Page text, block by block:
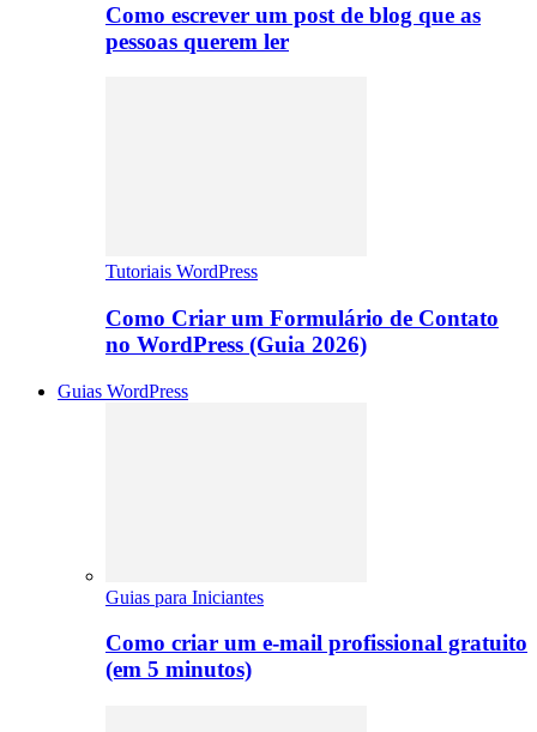
Como escrever um post de blog que as
pessoas querem ler
Tutoriais WordPress
Como Criar um Formulário de Contato
no WordPress (Guia 2026)
Guias WordPress
Guias para Iniciantes
Como criar um e-mail profissional gratuito
(em 5 minutos)